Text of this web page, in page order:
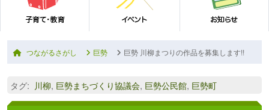
つながるさがし 巨勢 巨勢 川柳まつりの作品を募集します!!
タグ: 川柳, 巨勢まちづくり協議会, 巨勢公民館, 巨勢町